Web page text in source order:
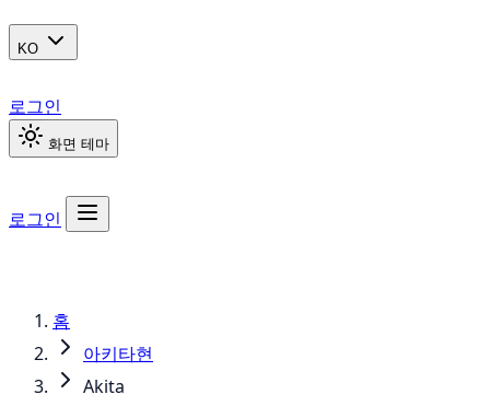
KO
로그인
화면 테마
로그인
홈
아키타현
Akita